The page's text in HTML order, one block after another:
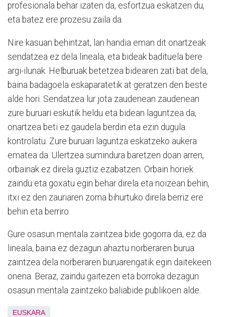
profesionala behar izaten da, esfortzua eskatzen du,
eta batez ere prozesu zaila da.
Nire kasuan behintzat, lan handia eman dit onartzeak
sendatzea ez dela lineala, eta bideak badituela bere
argi-ilunak. Helburuak betetzea bidearen zati bat dela,
baina badagoela eskaparatetik at geratzen den beste
alde hori. Sendatzea lur jota zaudenean zaudenean
zure buruari eskutik heldu eta bidean laguntzea da,
onartzea beti ez gaudela berdin eta ezin dugula
kontrolatu. Zure buruari laguntza eskatzeko aukera
ematea da. Ulertzea sumindura baretzen doan arren,
orbainak ez direla guztiz ezabatzen. Orbain horiek
zaindu eta goxatu egin behar direla eta noizean behin,
itxi ez den zauriaren zorna bihurtuko direla berriz ere
behin eta berriro.
Gure osasun mentala zaintzea bide gogorra da, ez da
lineala, baina ez dezagun ahaztu norberaren burua
zaintzea dela norberaren buruarengatik egin daitekeen
onena. Beraz, zaindu gaitezen eta borroka dezagun
osasun mentala zaintzeko baliabide publikoen alde.
EUSKARA